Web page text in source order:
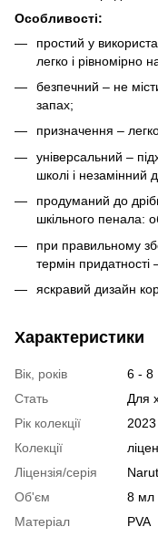
Особливості:
простий у
легко і рівномірно
безпечний – не
запах;
призначення –
універсальний –
школі і
продуманий до
шкільного пенала:
при правильному
термін придатності
яскравий дизайн
Характеристики
Вік, років
6 - 8
Стать
Для
Рік колекції
2023
Колекції
Ліцензія/серія
Об'єм
8 мл
Матеріал
PVA